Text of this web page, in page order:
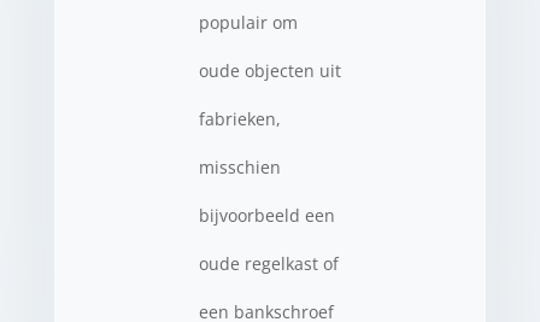
populair om
oude objecten uit
fabrieken,
misschien
bijvoorbeeld een
oude regelkast of
een bankschroef